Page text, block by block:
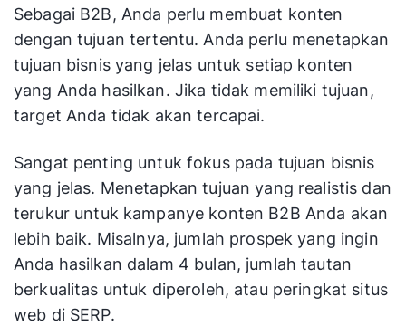
Sebagai B2B, Anda perlu membuat konten
dengan tujuan tertentu. Anda perlu menetapkan
tujuan bisnis yang jelas untuk setiap konten
yang Anda hasilkan. Jika tidak memiliki tujuan,
target Anda tidak akan tercapai.
Sangat penting untuk fokus pada tujuan bisnis
yang jelas. Menetapkan tujuan yang realistis dan
terukur untuk kampanye konten B2B Anda akan
lebih baik. Misalnya, jumlah prospek yang ingin
Anda hasilkan dalam 4 bulan, jumlah tautan
berkualitas untuk diperoleh, atau peringkat situs
web di SERP.